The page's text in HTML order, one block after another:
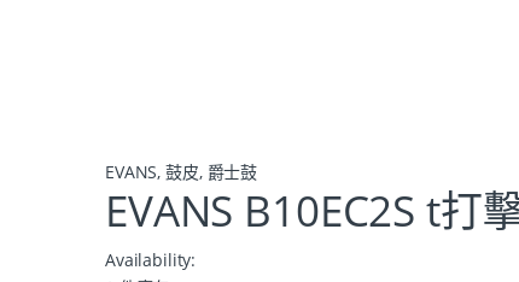
EVANS,鼓皮, 爵士鼓
EVANS B10EC2S t打
Availability: